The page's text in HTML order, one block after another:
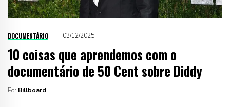
DOCUMENTÁRIO 03/12/2025
10 coisas que aprendemos com o
documentário de 50 Cent sobre Diddy
Por Billboard